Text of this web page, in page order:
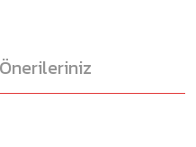
Önerileriniz